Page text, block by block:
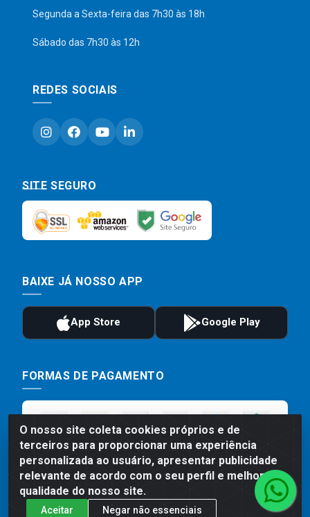
O nosso site coleta cookies próprios e de
terceiros para proporcionar uma experiência
personalizada ao usuário, apresentar publicidade
relevante de acordo com o seu perfil e melhorar a
qualidade do nosso site.
Aceitar Negar não essenciais
Segunda a Sexta-feira das 7h30 às 18h
Sábado das 7h30 às 12h
REDES SOCIAIS
SITE SEGURO
BAIXE JÁ NOSSO APP
FORMAS DE PAGAMENTO